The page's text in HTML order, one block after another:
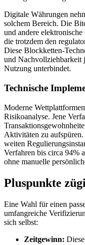
Digitale Währungen
solchem Bereich. Die
und andere
die trotzdem den
Diese Blockketten-
und Nachvollziehbarkeit
Nutzung unterbindet.
Technische
Moderne
Risikoanalyse. Jene
Aktivitäten zu
weiten
Verfahren bis circa 94%
ohne manuelle
Pluspunkte
Eine Wahl für einen
umfangreiche
sich selbst:
Zeitgewinn: